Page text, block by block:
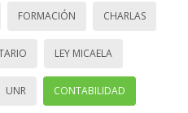
FORMACIÓN CHARLAS
LEY MICAELA
UNR CONTABILIDAD